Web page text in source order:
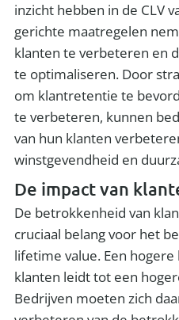
inzicht hebben in de CLV
gerichte maatregelen
klanten te verbeteren en
te optimaliseren. Door
om klantretentie te
te verbeteren, kunnen
van hun klanten
winstgevendheid en
De impact van
De betrokkenheid van
cruciaal belang voor het
lifetime value. Een
klanten leidt tot een
Bedrijven moeten zich